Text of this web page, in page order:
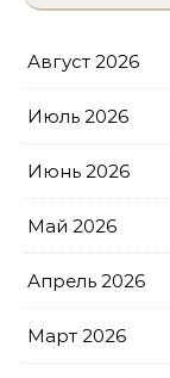
Август 2026
Июль 2026
Июнь 2026
Май 2026
Апрель 2026
Март 2026